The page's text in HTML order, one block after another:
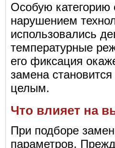
Особую категорию
нарушением
использовались
температурные
его фиксация
замена
целым.
Что влияет на
При подборе
параметров.